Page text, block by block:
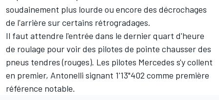
soudainement plus lourde ou encore des décrochages
de l'arrière sur certains rétrogradages.
Il faut attendre l'entrée dans le dernier quart d'heure
de roulage pour voir des pilotes de pointe chausser des
pneus tendres (rouges). Les pilotes Mercedes s'y collent
en premier, Antonelli signant 1'13"402 comme première
référence notable.